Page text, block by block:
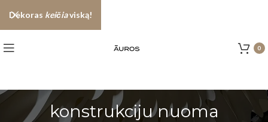
0
konstrukciju nuoma
Dekoras keičiaviską!